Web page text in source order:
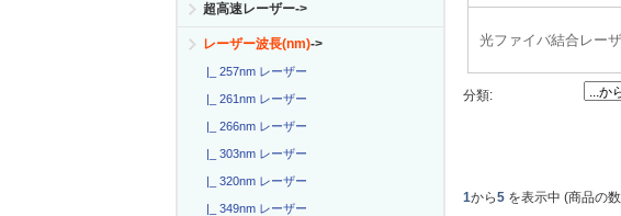
超高速レーザー->
レーザー波長(nm)->
|_ 257nm レーザー
|_ 261nm レーザー
|_ 266nm レーザー
|_ 303nm レーザー
|_ 320nm レーザー
|_ 349nm レーザー
光ファイバ結合レー
分類:
1から5 を表示中 (商品の